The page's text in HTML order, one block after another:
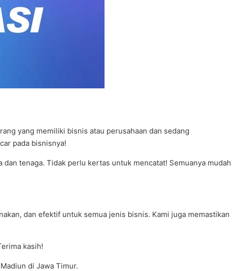
yang memiliki bisnis atau perusahaan dan sedang
pada bisnisnya!
tenaga. Tidak perlu kertas untuk mencatat! Semuanya mudah
dan efektif untuk semua jenis bisnis. Kami juga memastikan
kasih!
di Jawa Timur.